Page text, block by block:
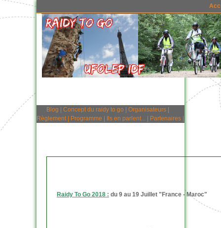
Blog Concept du raidy to go Organisateurs
Règlement| Programme Ils en parlent... Partenaires
Raidy To Go 2018 : du 9 au 19 Juillet "France - Maroc"